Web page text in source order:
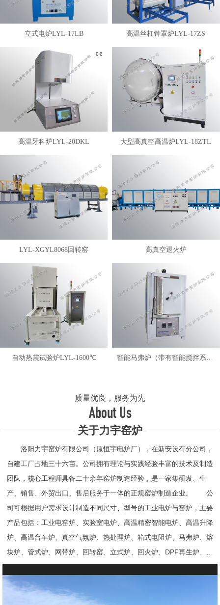
立式电炉LYL-17LB 高温丝杠钟罩炉LYL-17ZS
高温牙科炉LYL-20DKL 大型高真空高温炉LYL-18ZTL
LYL-XGYL8068回转窑 高真空退火炉
自动热震试验炉LYL-1600℃
质量优良，服务为先
About Us
关于力宇窑炉
洛阳力宇窑炉有限公司（原恒宇电炉厂），在新安设有分公司，
自建工厂占地三十六亩。公司拥有理论与实践经验丰富的技术及制造
团队，核心工程师具备二十余年窑炉制造经验，是一家集研发、生
产、销售、外贸出口、售后服务于一体的正规窑炉制造企业。 公
司可根据用户需求设计制造不同尺寸、型号的工业电炉与窑炉，主要
产品包括：工业电窑炉、实验室电炉、高温精密智能电炉、高温升降
炉、高温台车炉、真空气氛炉、热处理炉、箱式电阻炉、马弗炉、熔
块炉、管式炉、网带炉、回转窑、立式炉、回火炉、DPF再生炉、试
验电炉、钟罩炉、退火炉、烧结炉、热震炉、高真空炉、重烧炉、牙
科烤瓷炉、真空CVD管式炉、高温节能电炉、气氛炉、井式电炉、
熔炼炉、推板窑炉、辊道窑炉、烘箱、真空干燥箱、工业烘箱、发热